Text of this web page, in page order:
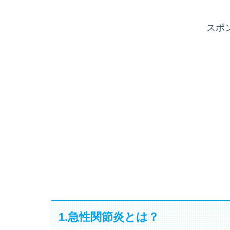
スポ
1.急性関節炎とは？